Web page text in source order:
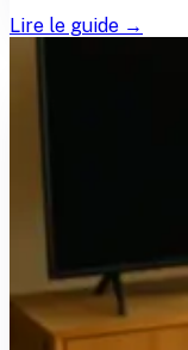
Lire le guide →